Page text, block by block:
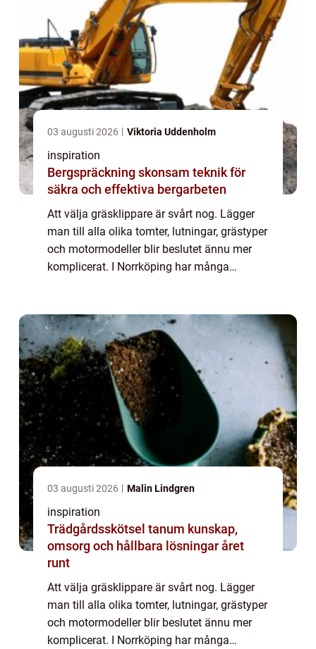
03 augusti 2026 Viktoria Uddenholm
inspiration
Bergspräckning skonsam teknik för
säkra och effektiva bergarbeten
Att välja gräsklippare är svårt nog. Lägger
man till alla olika tomter, lutningar, grästyper
och motormodeller blir beslutet ännu mer
komplicerat. I Norrköping har många
03 augusti 2026 Malin Lindgren
inspiration
Trädgårdsskötsel tanum kunskap,
omsorg och hållbara lösningar året
runt
Att välja gräsklippare är svårt nog. Lägger
man till alla olika tomter, lutningar, grästyper
och motormodeller blir beslutet ännu mer
komplicerat. I Norrköping har många